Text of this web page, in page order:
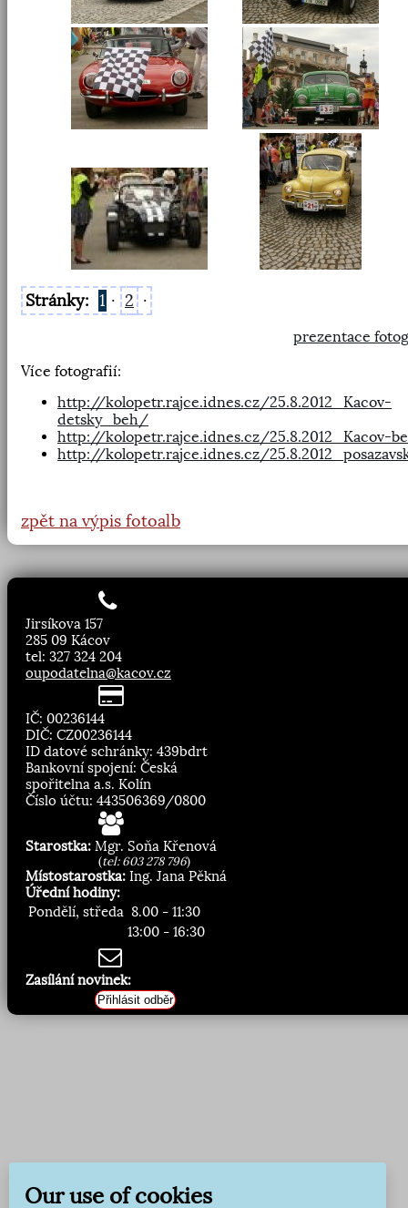
Stránky: 1 · 2 ·
prezentace
Více fotografií:
http://kolopetr.rajce.idnes.cz/25.8.2012_Kacov-
detsky_beh/
http://kolopetr.rajce.idnes.cz/25.8.2012_Kacov-
http://kolopetr.rajce.idnes.cz/
zpět na výpis fotoalb
Jirsíkova 157
285 09 Kácov
tel: 327 324 204
oupodatelna@kacov.cz
IČ: 00236144
DIČ: CZ00236144
ID datové schránky: 439bdrt
Bankovní spojení: Česká
spořitelna a.s. Kolín
Číslo účtu: 443506369/0800
Starostka: Mgr. Soňa Křenová
(tel: 603 278 796)
Místostarostka: Ing. Jana Pěkná
Úřední hodiny:
Pondělí, středa 8.00 - 11:30
13:00 - 16:30
Zasílání novinek:
Přihlásit odběr
Our use of cookies